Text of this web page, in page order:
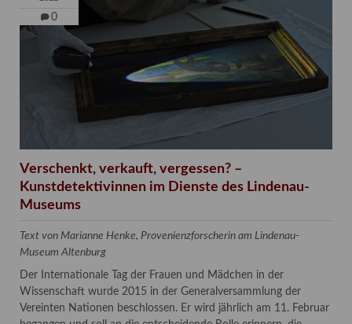
0
Verschenkt, verkauft, vergessen? –
Kunstdetektivinnen im Dienste des Lindenau-
Museums
Text von Marianne Henke, Provenienzforscherin am Lindenau-
Museum Altenburg
Der Internationale Tag der Frauen und Mädchen in der
Wissenschaft wurde 2015 in der Generalversammlung der
Vereinten Nationen beschlossen. Er wird jährlich am 11. Februar